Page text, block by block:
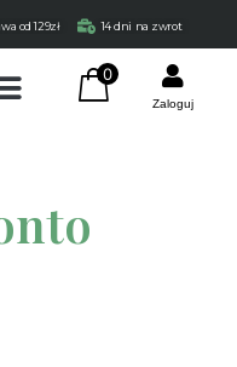
od 129zł 14 dni na zwrot
0
Zaloguj